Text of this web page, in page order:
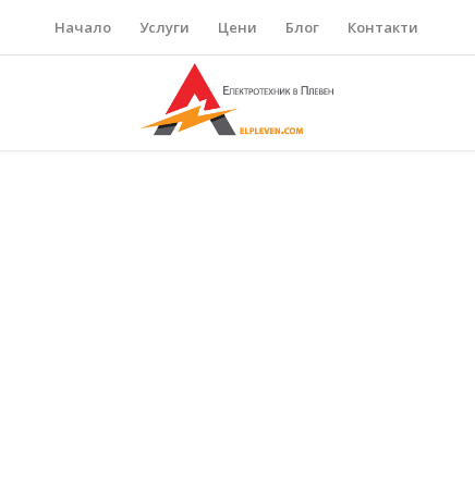
Начало Услуги Цени Блог Контакти